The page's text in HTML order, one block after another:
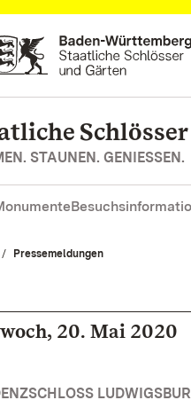
springen
STAUNEN. GENIESSEN.
Pressemeldungen
20. Mai 2020